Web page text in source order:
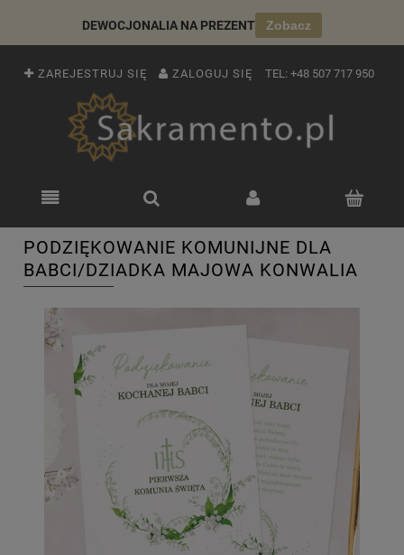
DEWOCJONALIA NA PREZENT Zobacz
ZAREJESTRUJ SIĘ ZALOGUJ SIĘ TEL: +48 507 717 950
PODZIĘKOWANIE KOMUNIJNE DLA
BABCI/DZIADKA MAJOWA KONWALIA